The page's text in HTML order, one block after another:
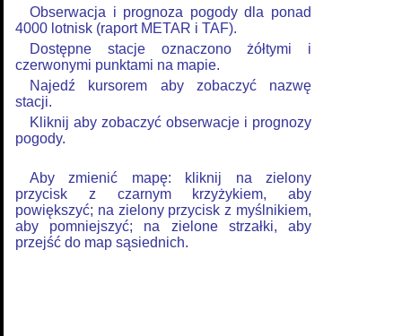
Obserwacja i prognoza pogody dla ponad
4000 lotnisk (raport METAR i TAF).
Dostępne stacje oznaczono żółtymi i
czerwonymi punktami na mapie.
Najedź kursorem aby zobaczyć nazwę
stacji.
Kliknij aby zobaczyć obserwacje i prognozy
pogody.
Aby zmienić mapę: kliknij na zielony
przycisk z czarnym krzyżykiem, aby
powiększyć; na zielony przycisk z myślnikiem,
aby pomniejszyć; na zielone strzałki, aby
przejść do map sąsiednich.